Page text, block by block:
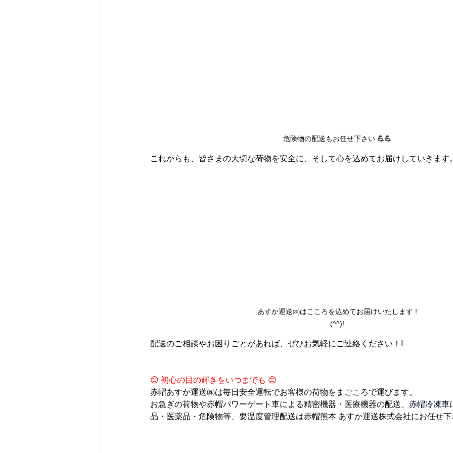
危険物の配送もお任せ下さい 💪💪
これからも、皆さまの大切な荷物を安全に、そして心を込めてお届けしていきます
あすか運送㈱はこころを込めてお届けいたします !
(^^)!
配送のご相談やお困りごとがあれば、ぜひお気軽にご連絡ください！!
😊 初心の目の輝きをいつまでも 😊
赤帽あすか運送㈱は毎日安全運転でお客様の荷物をまごころで運びます。
お急ぎの荷物や赤帽パワーゲート車による精密機器・医療機器の配送、 赤帽冷凍車
品・医薬品・危険物等、要温度管理配送は赤帽熊本 あすか運送株式会社にお任せ